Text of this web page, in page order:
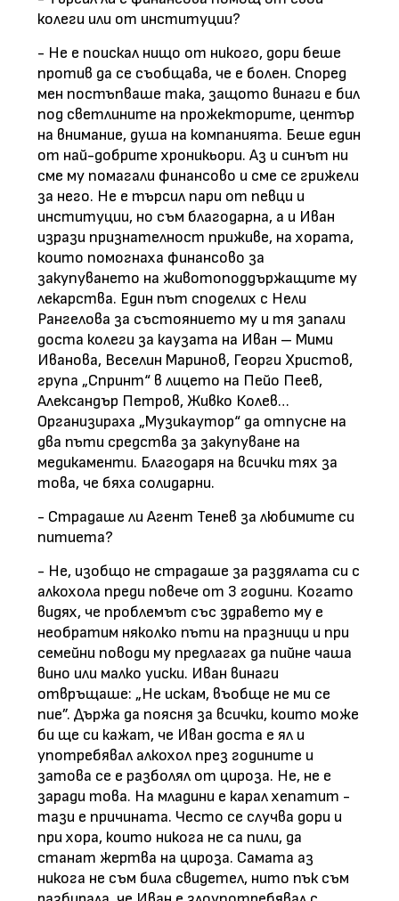
колеги или от институции?
- Не е поискал нищо от никого, дори беше
против да се съобщава, че е болен. Според
мен постъпваше така, защото винаги е бил
под светлините на прожекторите, център
на внимание, душа на компанията. Беше един
от най-добрите хроникьори. Аз и синът ни
сме му помагали финансово и сме се грижели
за него. Не е търсил пари от певци и
институции, но съм благодарна, а и Иван
изрази признателност приживе, на хората,
които помогнаха финансово за
закупуването на животоподдържащите му
лекарства. Един път споделих с Нели
Рангелова за състоянието му и тя запали
доста колеги за каузата на Иван – Мими
Иванова, Веселин Маринов, Георги Христов,
група „Спринт“ в лицето на Пейо Пеев,
Александър Петров, Живко Колев…
Организираха „Музикаутор“ да отпусне на
два пъти средства за закупуване на
медикаменти. Благодаря на всички тях за
това, че бяха солидарни.
- Страдаше ли Агент Тенев за любимите си
питиета?
- Не, изобщо не страдаше за раздялата си с
алкохола преди повече от 3 години. Когато
видях, че проблемът със здравето му е
необратим няколко пъти на празници и при
семейни поводи му предлагах да пийне чаша
вино или малко уиски. Иван винаги
отвръщаше: „Не искам, въобще не ми се
пие”. Държа да поясня за всички, които може
би ще си кажат, че Иван доста е ял и
употребявал алкохол през годините и
затова се е разболял от цироза. Не, не е
заради това. На младини е карал хепатит -
тази е причината. Често се случва дори и
при хора, които никога не са пили, да
станат жертва на цироза. Самата аз
никога не съм била свидетел, нито пък съм